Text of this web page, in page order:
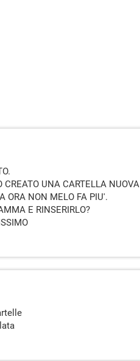
CREATO UNA CARTELLA
ORA NON MELO FA PIU'.
E RINSERIRLO?